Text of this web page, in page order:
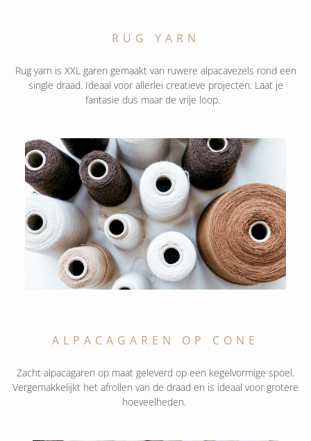
RUG YARN
Rug yarn is XXL garen gemaakt van ruwere alpacavezels rond een
single draad. Ideaal voor allerlei creatieve projecten. Laat je
fantasie dus maar de vrije loop.
ALPACAGAREN OP CONE
Zacht alpacagaren op maat geleverd op een kegelvormige spoel.
Vergemakkelijkt het afrollen van de draad en is ideaal voor grotere
hoeveelheden.